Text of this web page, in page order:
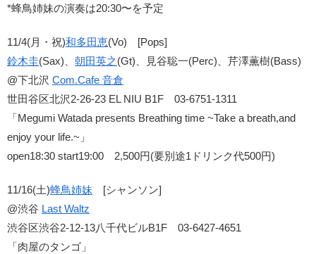
*蜂鳥姉妹の演奏は20:30〜を予定
11/4(月・祝)和多田恵(Vo) [Pops]
鈴木圭(Sax)、 朝田英之(Gt)、見谷聡一(Perc)、芹澤薫樹(Bass)
@下北沢 Com.Cafe 音倉
世田谷区北沢2-26-23 EL NIU B1F 03-6751-1311
「Megumi Watada presents Breathing time ~Take a breath,and
enjoy your life.~」
open18:30 start19:00 2,500円(要別途1ドリンク代500円)
11/16(土)蜂鳥姉妹 [シャンソン]
@渋谷 Last Waltz
渋谷区渋谷2-12-13八千代ビルB1F 03-6427-4651
「肉屋のタンゴ」